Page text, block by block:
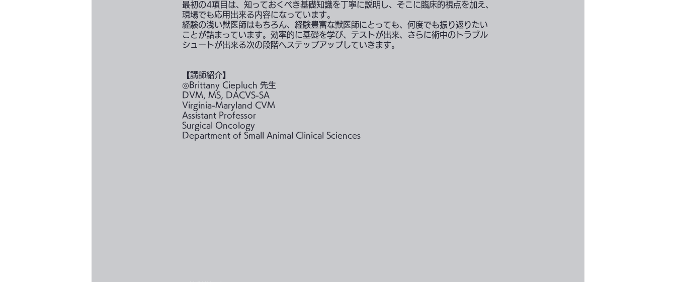
最初の4項目は、知っておくべき基礎知識を丁寧に説明し、そこに臨床的視点を加え、
現場でも応用出来る内容になっています。
経験の浅い獣医師はもちろん、経験豊富な獣医師にとっても、何度でも振り返りたい
ことが詰まっています。効率的に基礎を学び、テストが出来、さらに術中のトラブル
シュートが出来る次の段階へステップアップしていきます。
【講師紹介】
◎Brittany Ciepluch 先生
DVM, MS, DACVS-SA
Virginia-Maryland CVM
Assistant Professor
Surgical Oncology
Department of Small Animal Clinical Sciences